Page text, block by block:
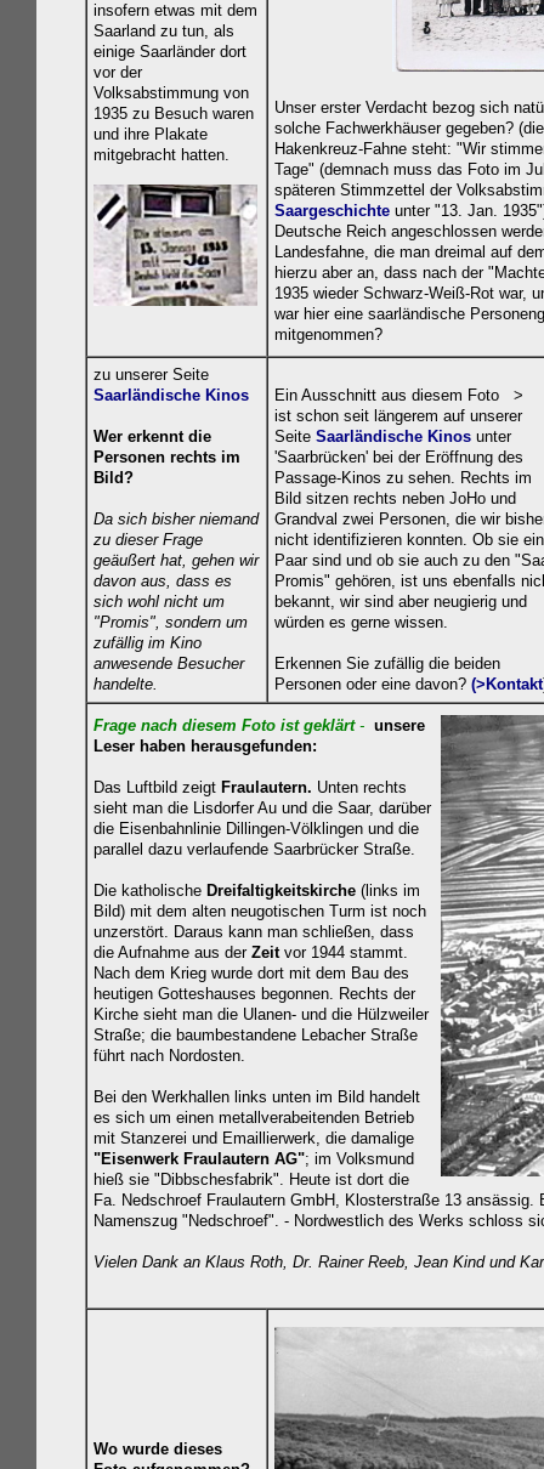
insofern etwas mit dem
Saarland zu tun, als
einige Saarländer dort
vor der
Volksabstimmung von
1935 zu Besuch waren
und ihre Plakate
mitgebracht hatten.
Unser erster Verdacht bezog sich
solche Fachwerkhäuser gegeben?
Hakenkreuz-Fahne steht: "Wir
Tage" (demnach muss das Foto im
späteren Stimmzettel der
Saargeschichte unter "13. Jan.
Deutsche Reich angeschlossen
Landesfahne, die man dreimal auf
hierzu aber an, dass nach der
1935 wieder Schwarz-Weiß-Rot war,
war hier eine saarländische
mitgenommen?
zu unserer Seite
Saarländische Kinos
Wer erkennt die
Personen rechts im
Bild?
Da sich bisher niemand
zu dieser Frage
geäußert hat, gehen wir
davon aus, dass es
sich wohl nicht um
"Promis", sondern um
zufällig im Kino
anwesende Besucher
handelte.
Ein Ausschnitt aus diesem Foto >
ist schon seit längerem auf unserer
Seite Saarländische Kinos unter
'Saarbrücken' bei der Eröffnung des
Passage-Kinos zu sehen. Rechts im
Bild sitzen rechts neben JoHo und
Grandval zwei Personen, die wir
nicht identifizieren konnten. Ob sie ein
Paar sind und ob sie auch zu den
Promis" gehören, ist uns ebenfalls
bekannt, wir sind aber neugierig und
würden es gerne wissen.
Erkennen Sie zufällig die beiden
Personen oder eine davon? (>Kontakt
Frage nach diesem Foto ist geklärt - unsere
Leser haben herausgefunden:
Das Luftbild zeigt Fraulautern. Unten rechts
sieht man die Lisdorfer Au und die Saar, darüber
die Eisenbahnlinie Dillingen-Völklingen und die
parallel dazu verlaufende Saarbrücker Straße.
Die katholische Dreifaltigkeitskirche (links im
Bild) mit dem alten neugotischen Turm ist noch
unzerstört. Daraus kann man schließen, dass
die Aufnahme aus der Zeit vor 1944 stammt.
Nach dem Krieg wurde dort mit dem Bau des
heutigen Gotteshauses begonnen. Rechts der
Kirche sieht man die Ulanen- und die Hülzweiler
Straße; die baumbestandene Lebacher Straße
führt nach Nordosten.
Bei den Werkhallen links unten im Bild handelt
es sich um einen metallverabeitenden Betrieb
mit Stanzerei und Emaillierwerk, die damalige
"Eisenwerk Fraulautern AG"; im Volksmund
hieß sie "Dibbschesfabrik". Heute ist dort die
Fa. Nedschroef Fraulautern GmbH, Klosterstraße 13 ansässig.
Namenszug "Nedschroef". - Nordwestlich des Werks schloss
Vielen Dank an Klaus Roth, Dr. Rainer Reeb, Jean Kind und
Wo wurde dieses